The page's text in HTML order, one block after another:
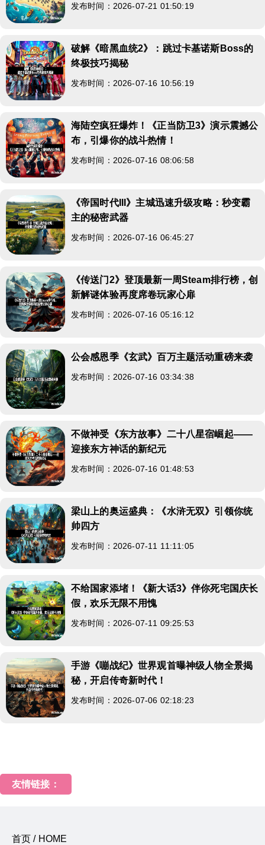
发布时间：2026-07-21 01:50:19
破解《暗黑血统2》：跳过卡基诺斯Boss的
终极技巧揭秘
发布时间：2026-07-16 10:56:19
海陆空疯狂爆炸！《正当防卫3》演示震撼公
布，引爆你的战斗热情！
发布时间：2026-07-16 08:06:58
《帝国时代III》主城迅速升级攻略：秒变霸
主的秘密武器
发布时间：2026-07-16 06:45:27
《传送门2》登顶最新一周Steam排行榜，创
新解谜体验再度席卷玩家心扉
发布时间：2026-07-16 05:16:12
公会感恩季《玄武》百万主题活动重磅来袭
发布时间：2026-07-16 03:34:38
不做神受《东方故事》二十八星宿崛起——
迎接东方神话的新纪元
发布时间：2026-07-16 01:48:53
梁山上的奥运盛典：《水浒无双》引领你统
帅四方
发布时间：2026-07-11 11:11:05
不给国家添堵！《新大话3》伴你死宅国庆长
假，欢乐无限不用愧
发布时间：2026-07-11 09:25:53
手游《嘣战纪》世界观首曝神级人物全景揭
秘，开启传奇新时代！
发布时间：2026-07-06 02:18:23
友情链接：
首页 / HOME